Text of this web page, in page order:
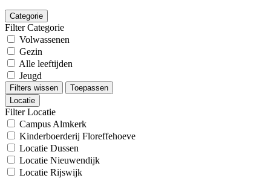
Categorie
Filter Categorie
Volwassenen
Gezin
Alle leeftijden
Jeugd
Filters wissen
Toepassen
Locatie
Filter Locatie
Campus Almkerk
Kinderboerderij Floreffehoeve
Locatie Dussen
Locatie Nieuwendijk
Locatie Rijswijk